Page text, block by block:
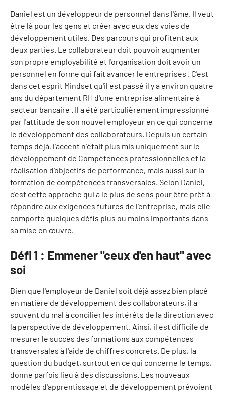
Daniel est un développeur de personnel dans l'âme. Il veut
être là pour les gens et créer avec eux des voies de
développement utiles. Des parcours qui profitent aux
deux parties. Le collaborateur doit pouvoir augmenter
son propre employabilité et l'organisation doit avoir un
personnel en forme qui fait avancer le entreprises . C'est
dans cet esprit Mindset qu'il est passé il y a environ quatre
ans du département RH d'une entreprise alimentaire à
secteur bancaire . Il a été particulièrement impressionné
par l'attitude de son nouvel employeur en ce qui concerne
le développement des collaborateurs. Depuis un certain
temps déjà, l'accent n'était plus mis uniquement sur le
développement de Compétences professionnelles et la
réalisation d'objectifs de performance, mais aussi sur la
formation de compétences transversales. Selon Daniel,
c'est cette approche qui a le plus de sens pour être prêt à
répondre aux exigences futures de l'entreprise, mais elle
comporte quelques défis plus ou moins importants dans
sa mise en œuvre.
Défi 1 : Emmener "ceux d'en haut" avec
soi
Bien que l'employeur de Daniel soit déjà assez bien placé
en matière de développement des collaborateurs, il a
souvent du mal à concilier les intérêts de la direction avec
la perspective de développement. Ainsi, il est difficile de
mesurer le succès des formations aux compétences
transversales à l'aide de chiffres concrets. De plus, la
question du budget, surtout en ce qui concerne le temps,
donne parfois lieu à des discussions. Les nouveaux
modèles d'apprentissage et de développement prévoient